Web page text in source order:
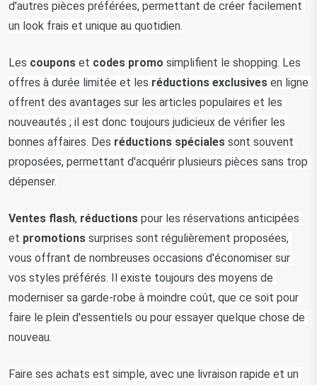
d'autres pièces préférées, permettant de créer facilement
un look frais et unique au quotidien.
Les coupons et codes promo simplifient le shopping. Les
offres à durée limitée et les réductions exclusives en ligne
offrent des avantages sur les articles populaires et les
nouveautés ; il est donc toujours judicieux de vérifier les
bonnes affaires. Des réductions spéciales sont souvent
proposées, permettant d'acquérir plusieurs pièces sans trop
dépenser.
Ventes flash, réductions pour les réservations anticipées
et promotions surprises sont régulièrement proposées,
vous offrant de nombreuses occasions d'économiser sur
vos styles préférés. Il existe toujours des moyens de
moderniser sa garde-robe à moindre coût, que ce soit pour
faire le plein d'essentiels ou pour essayer quelque chose de
nouveau.
Faire ses achats est simple, avec une livraison rapide et un